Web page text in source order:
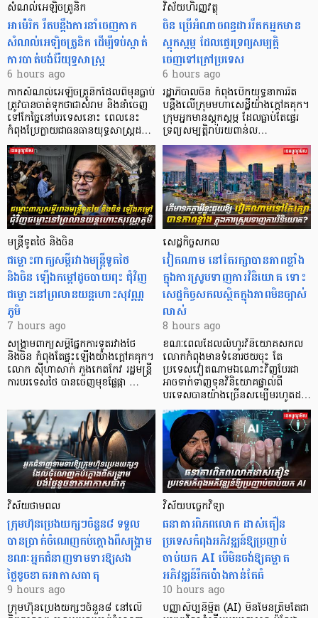
សំណល់អេឡិចត្រូនិក
អាម៉េរិក រឹតបន្តឹងការនាំចេញកាក
សំណល់អេឡិចត្រូនិក ដើម្បីទប់ស្កាត់
ការបាត់បង់រ៉ែយុទ្ធសាស្ត្រ
6 hours ago
កាក​សំណល់​អេឡិច​ត្រូនិកដែល​ពីមុនធ្លាប់​
ត្រូវបានចាត់ទុកថាជាសំរាម និងនាំចេញ
ទៅកែច្នៃនៅបរទេស​នោះ ពេលនេះ
កំពុងប្រែក្លាយជាធនធានយុទ្ធសាស្ត្រដ…
វិស័យហិរញ្ញវត្ថុ
ចិន ប្រើ​អំណាចពន្ធដាររឹតកអ្នកមាន
ស្ដុកស្ដម្ភ ដែលផ្ទេរទ្រព្យសម្បត្តិ
ចេញទៅក្រៅប្រទេស
6 hours ago
រដ្ឋាភិបាលចិន កំពុងបើកយុទ្ធនាការរឹត
បន្តឹងលើក្រុមមហាសេដ្ឋី​យ៉ាង​ក្ដៅគគុក។
​ក្រុមអ្នកមានស្ដុកស្ដម្ភ ដែល​ធ្លាប់​តែផ្ទេរ
ទ្រព្យសម្បត្តិរាប់រយពាន់ល…
មន្ត្រីទូតថៃ និងចិន
ជម្លោះពាក្យសម្តីរវាងមន្ត្រីទូតថៃ
និងចិន ឡើងកម្ដៅដូចបាយពុះ ជុំវិញ
ជម្លោះនៅព្រលានយន្តហោះសុវណ្ណ
ភូមិ
7 hours ago
សង្គ្រាមពាក្យសម្តីផ្នែកការទូតរវាងថៃ
និងចិន កំពុងតែផ្ទុះឡើងយ៉ាងក្តៅគគុក។
លោក ស៊ីហាសាក់ ភួងកេតកែវ រដ្ឋមន្ត្រី
ការបរទេសថៃ បានចេញមុខផ្លែផ្កា …
សេដ្ឋកិច្ចសកល
វៀតណាម នៅតែរក្សាបានភាពខ្លាំង
ក្នុងការស្រូបទាញការវិនិយោគ​ ទោះ
សេដ្ឋកិច្ចសកលស្ថិតក្នុងភាពមិនច្បាស់
លាស់
8 hours ago
ខណៈពេលដែលលំហូរវិនិយោគសកល
លោកកំពុងមានទំនោរថយចុះ តែ
ប្រទេសវៀតណាមឯណោះវិញបែរជា
អាចទាក់ទាញទុនវិនិយោគផ្ទាល់ពី
បរទេសបានយ៉ាងច្រើនសម្បើមរហូតដ…
វិស័យថាមពល
ក្រុមហ៊ុនប្រេងយក្សៗចំនួន៨ ទទួល
បានប្រាក់ចំណេញកប់ក្តោងពីសង្គ្រាម
ខណៈអ្នកជំនាញទាមទារឱ្យសង
ថ្លៃខូចខាតអាកាសធាតុ
9 hours ago
ក្រុមហ៊ុនប្រេងយក្សៗចំនួន៨ នៅលើ
វិស័យបច្ចេកវិទ្យា
ធនាគារពិភពលោក ដាស់តឿន
ប្រទេសកំពុងអភិវឌ្ឍន៍ឱ្យប្រញាប់
ចាប់យក AI បើមិនចង់ឱ្យគម្លាត
អភិវឌ្ឍន៍រីកប៉ោងកាន់តែធំ
10 hours ago
បញ្ញាសិប្បនិម្មិត (AI) មិនមែនត្រឹមតែជា